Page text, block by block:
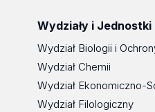
Wydziały i Jednostki
Wydział Biologii i
Wydział Chemii
Wydział Ekonomiczno-
Wydział Filologiczny